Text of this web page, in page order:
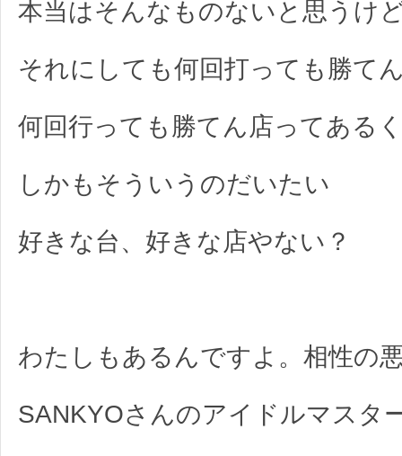
本当はそんなものないと思うけ
それにしても何回打っても勝て
何回行っても勝てん店ってある
しかもそういうのだいたい
好きな台、好きな店やない？
わたしもあるんですよ。相性の
SANKYOさんのアイドルマスタ